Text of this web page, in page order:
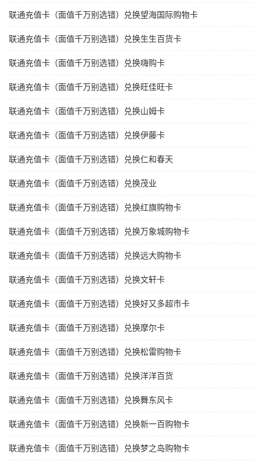
联通充值卡（面值千万别选错）兑换望海国际购物卡
联通充值卡（面值千万别选错）兑换生生百货卡
联通充值卡（面值千万别选错）兑换嗨购卡
联通充值卡（面值千万别选错）兑换旺佳旺卡
联通充值卡（面值千万别选错）兑换山姆卡
联通充值卡（面值千万别选错）兑换伊藤卡
联通充值卡（面值千万别选错）兑换仁和春天
联通充值卡（面值千万别选错）兑换茂业
联通充值卡（面值千万别选错）兑换红旗购物卡
联通充值卡（面值千万别选错）兑换万象城购物卡
联通充值卡（面值千万别选错）兑换远大购物卡
联通充值卡（面值千万别选错）兑换文轩卡
联通充值卡（面值千万别选错）兑换好又多超市卡
联通充值卡（面值千万别选错）兑换摩尔卡
联通充值卡（面值千万别选错）兑换松雷购物卡
联通充值卡（面值千万别选错）兑换洋洋百货
联通充值卡（面值千万别选错）兑换舞东风卡
联通充值卡（面值千万别选错）兑换新一百购物卡
联通充值卡（面值千万别选错）兑换梦之岛购物卡